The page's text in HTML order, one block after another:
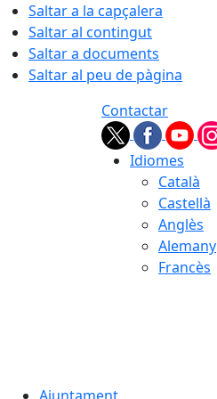
Saltar a la capçalera
Saltar al contingut
Saltar a documents
Saltar al peu de pàgina
Contactar
Idiomes
Català
Castellà
Anglès
Alemany
Francès